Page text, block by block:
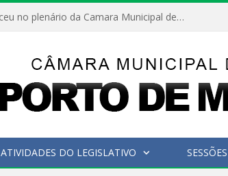
Hoje dia 05 de julho aconteceu no plenário da Camara Municipal de Porto de Moz a Sessão Solene de Abertura dos Trabalhos Legislativos 2º Período da 23ª Legislatura
ATIVIDADES DO LEGISLATIVO SESSÕES